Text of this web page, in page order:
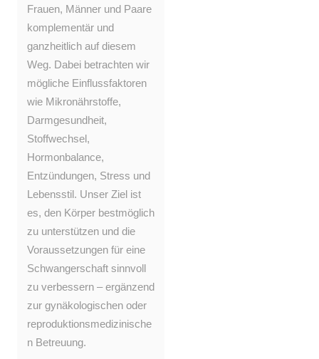
Frauen, Männer und Paare
komplementär und
ganzheitlich auf diesem
Weg. Dabei betrachten wir
mögliche Einflussfaktoren
wie Mikronährstoffe,
Darmgesundheit,
Stoffwechsel,
Hormonbalance,
Entzündungen, Stress und
Lebensstil. Unser Ziel ist
es, den Körper bestmöglich
zu unterstützen und die
Voraussetzungen für eine
Schwangerschaft sinnvoll
zu verbessern – ergänzend
zur gynäkologischen oder
reproduktionsmedizinische
n Betreuung.